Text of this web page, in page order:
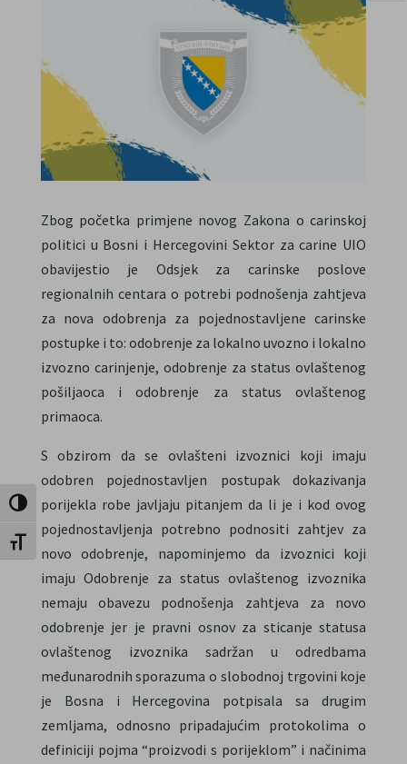
Toggle High Contrast
Toggle Font size
Zbog početka primjene novog Zakona o carinskoj
politici u Bosni i Hercegovini Sektor za carine UIO
obavijestio je Odsjek za carinske poslove
regionalnih centara o potrebi podnošenja zahtjeva
za nova odobrenja za pojednostavljene carinske
postupke i to: odobrenje za lokalno uvozno i lokalno
izvozno carinjenje, odobrenje za status ovlaštenog
pošiljaoca i odobrenje za status ovlaštenog
primaoca.
S obzirom da se ovlašteni izvoznici koji imaju
odobren pojednostavljen postupak dokazivanja
porijekla robe javljaju pitanjem da li je i kod ovog
pojednostavljenja potrebno podnositi zahtjev za
novo odobrenje, napominjemo da izvoznici koji
imaju Odobrenje za status ovlaštenog izvoznika
nemaju obavezu podnošenja zahtjeva za novo
odobrenje jer je pravni osnov za sticanje statusa
ovlaštenog izvoznika sadržan u odredbama
međunarodnih sporazuma o slobodnoj trgovini koje
je Bosna i Hercegovina potpisala sa drugim
zemljama, odnosno pripadajućim protokolima o
definiciji pojma “proizvodi s porijeklom” i načinima